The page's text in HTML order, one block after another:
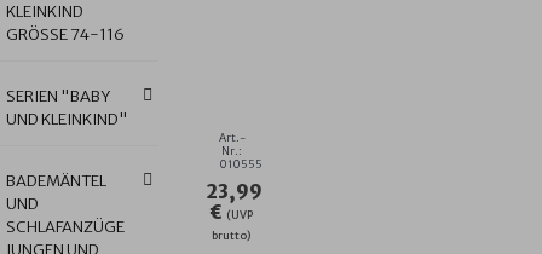
KLEINKIND
GRÖSSE 74-116
SERIEN "BABY
UND KLEINKIND"
BADEMÄNTEL
UND
SCHLAFANZÜGE
JUNGEN UND
BT.
80
X
80
CM
Art.-
Nr.:
010555
23,99
€ (UVP
brutto)